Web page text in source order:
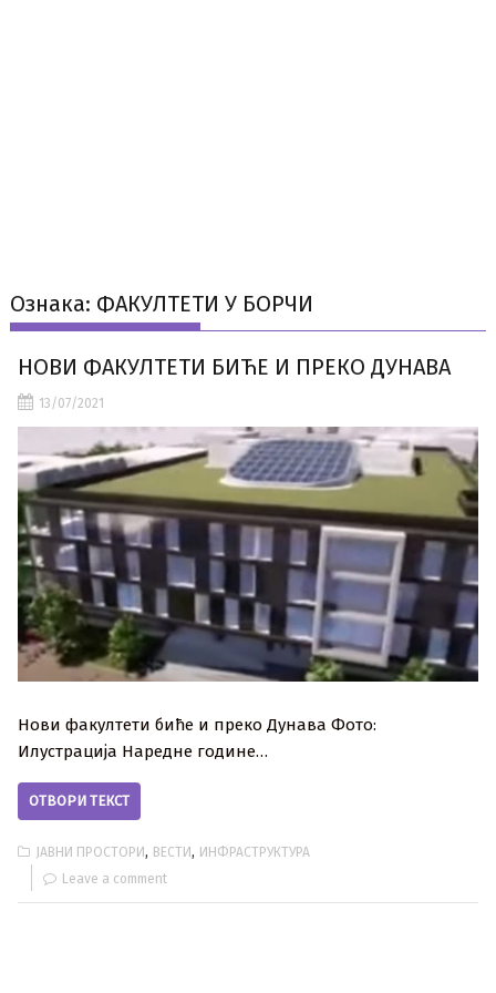
Ознака: ФАКУЛТЕТИ У БОРЧИ
НОВИ ФАКУЛТЕТИ БИЋЕ И ПРЕКО ДУНАВА
13/07/2021
Нови факултети биће и преко Дунава Фото:
Илустрација Наредне године…
ОТВОРИ ТЕКСТ
ЈАВНИ ПРОСТОРИ, ВЕСТИ, ИНФРАСТРУКТУРА
Leave a comment